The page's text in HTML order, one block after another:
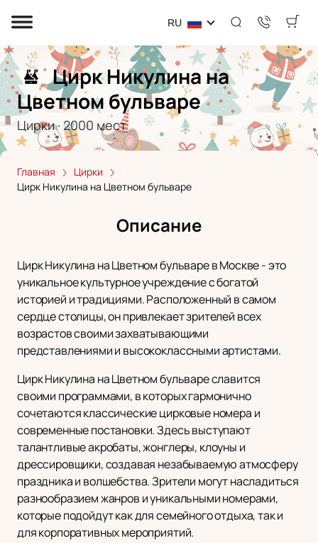
RU
Цирк Никулина на
Цветном бульваре
Цирки · 2000 мест
Главная
Цирки
Цирк Никулина на Цветном бульваре
Описание
Цирк Никулина на Цветном бульваре в Москве - это
уникальное культурное учреждение с богатой
историей и традициями. Расположенный в самом
сердце столицы, он привлекает зрителей всех
возрастов своими захватывающими
представлениями и высококлассными артистами.
Цирк Никулина на Цветном бульваре славится
своими программами, в которых гармонично
сочетаются классические цирковые номера и
современные постановки. Здесь выступают
талантливые акробаты, жонглеры, клоуны и
дрессировщики, создавая незабываемую атмосферу
праздника и волшебства. Зрители могут насладиться
разнообразием жанров и уникальными номерами,
которые подойдут как для семейного отдыха, так и
для корпоративных мероприятий.